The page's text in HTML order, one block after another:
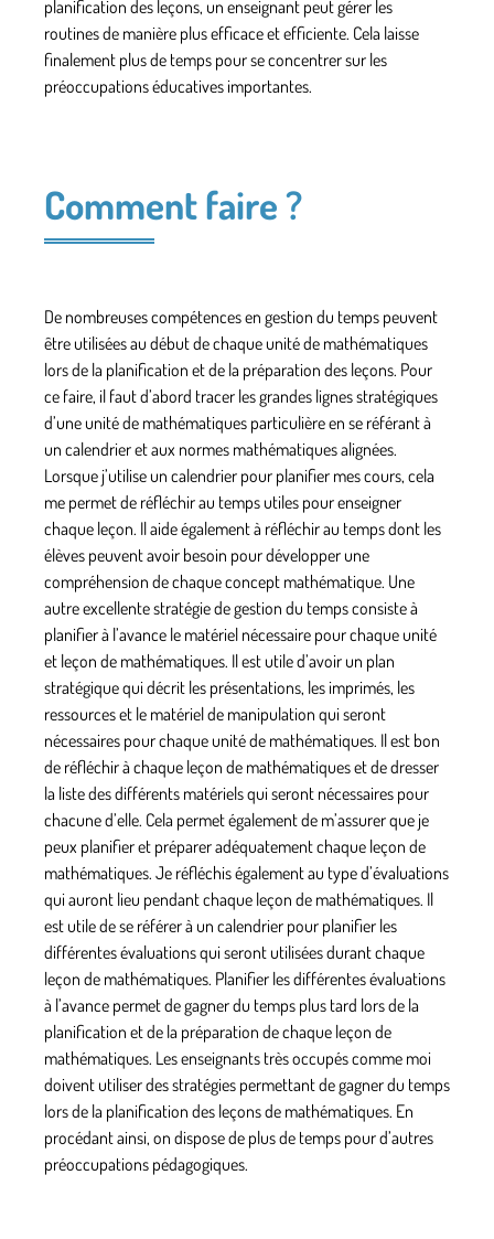
planification des leçons, un enseignant peut gérer les
routines de manière plus efficace et efficiente. Cela laisse
finalement plus de temps pour se concentrer sur les
préoccupations éducatives importantes.
Comment faire ?
De nombreuses compétences en gestion du temps peuvent
être utilisées au début de chaque unité de mathématiques
lors de la planification et de la préparation des leçons. Pour
ce faire, il faut d’abord tracer les grandes lignes stratégiques
d’une unité de mathématiques particulière en se référant à
un calendrier et aux normes mathématiques alignées.
Lorsque j’utilise un calendrier pour planifier mes cours, cela
me permet de réfléchir au temps utiles pour enseigner
chaque leçon. Il aide également à réfléchir au temps dont les
élèves peuvent avoir besoin pour développer une
compréhension de chaque concept mathématique. Une
autre excellente stratégie de gestion du temps consiste à
planifier à l’avance le matériel nécessaire pour chaque unité
et leçon de mathématiques. Il est utile d’avoir un plan
stratégique qui décrit les présentations, les imprimés, les
ressources et le matériel de manipulation qui seront
nécessaires pour chaque unité de mathématiques. Il est bon
de réfléchir à chaque leçon de mathématiques et de dresser
la liste des différents matériels qui seront nécessaires pour
chacune d’elle. Cela permet également de m’assurer que je
peux planifier et préparer adéquatement chaque leçon de
mathématiques. Je réfléchis également au type d’évaluations
qui auront lieu pendant chaque leçon de mathématiques. Il
est utile de se référer à un calendrier pour planifier les
différentes évaluations qui seront utilisées durant chaque
leçon de mathématiques. Planifier les différentes évaluations
à l’avance permet de gagner du temps plus tard lors de la
planification et de la préparation de chaque leçon de
mathématiques. Les enseignants très occupés comme moi
doivent utiliser des stratégies permettant de gagner du temps
lors de la planification des leçons de mathématiques. En
procédant ainsi, on dispose de plus de temps pour d’autres
préoccupations pédagogiques.